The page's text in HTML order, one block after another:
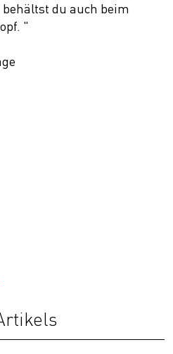
behältst du auch beim
"